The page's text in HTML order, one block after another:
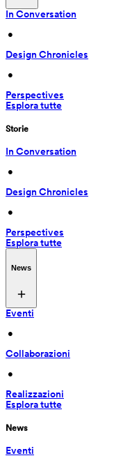
In Conversation
•
Design Chronicles
•
Perspectives
Esplora tutte
Storie
In Conversation
•
Design Chronicles
•
Perspectives
Esplora tutte
News
Eventi
•
Collaborazioni
•
Realizzazioni
Esplora tutte
News
Eventi